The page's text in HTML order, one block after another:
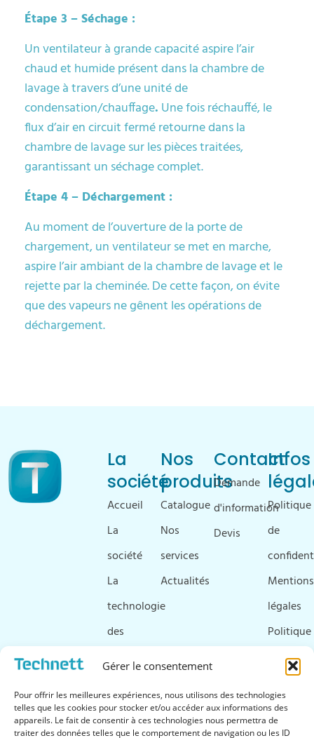
Gérer le consentement
Pour offrir les meilleures expériences, nous utilisons des technologies
telles que les cookies pour stocker et/ou accéder aux informations des
appareils. Le fait de consentir à ces technologies nous permettra de
traiter des données telles que le comportement de navigation ou les ID
Étape 3 – Séchage :
Un ventilateur à grande capacité aspire l’air
chaud et humide présent dans la chambre de
lavage à travers d’une unité de
condensation/chauffage. Une fois réchauffé, le
flux d’air en circuit fermé retourne dans la
chambre de lavage sur les pièces traitées,
garantissant un séchage complet.
Étape 4 – Déchargement :
Au moment de l’ouverture de la porte de
chargement, un ventilateur se met en marche,
aspire l’air ambiant de la chambre de lavage et le
rejette par la cheminée. De cette façon, on évite
que des vapeurs ne gênent les opérations de
déchargement.
La
société
Accueil
La
société
La
technologie
des
ultrasons
&
téléchargements
Nos
produits
Catalogue
Nos
services
Actualités
Contact
Demande
d'information
Devis
Infos
Politique
de
Mentions
légales
Politique